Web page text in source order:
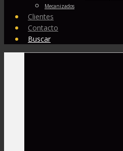
Mecanizados
Clientes
Contacto
Buscar